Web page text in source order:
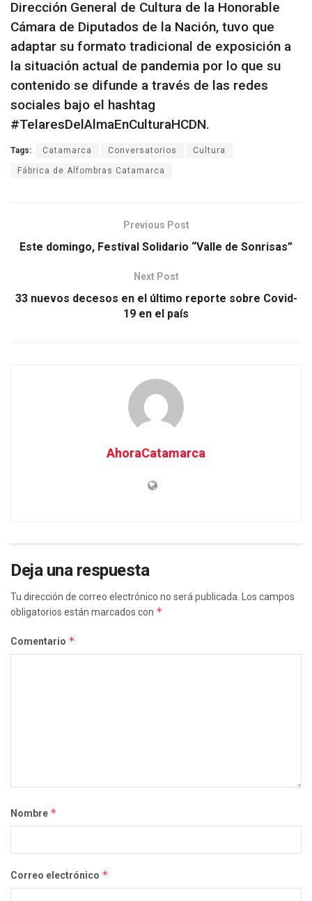
Dirección General de Cultura de la Honorable
Cámara de Diputados de la Nación, tuvo que
adaptar su formato tradicional de exposición a
la situación actual de pandemia por lo que su
contenido se difunde a través de las redes
sociales bajo el hashtag
#TelaresDelAlmaEnCulturaHCDN.
Tags: Catamarca Conversatorios Cultura
Fábrica de Alfombras Catamarca
Previous Post
Este domingo, Festival Solidario “Valle de Sonrisas”
Next Post
33 nuevos decesos en el último reporte sobre Covid-
19 en el país
AhoraCatamarca
Deja una respuesta
Tu dirección de correo electrónico no será publicada.
Los campos
obligatorios están marcados con *
Comentario *
Nombre *
Correo electrónico *